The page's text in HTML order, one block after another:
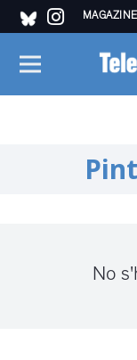
MAGAZINE
No